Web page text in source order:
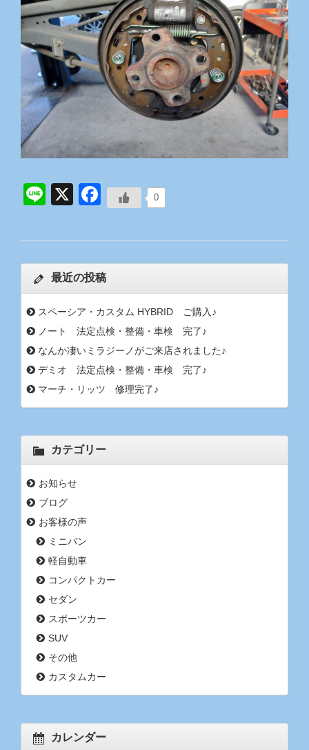
0
Line
X Facebook
最近の投稿
スペーシア・カスタム HYBRID ご購入♪
ノート 法定点検・整備・車検 完了♪
なんか凄いミラジーノがご来店されました♪
デミオ 法定点検・整備・車検 完了♪
マーチ・リッツ 修理完了♪
カテゴリー
お知らせ
ブログ
お客様の声
ミニバン
軽自動車
コンパクトカー
セダン
スポーツカー
SUV
その他
カスタムカー
カレンダー